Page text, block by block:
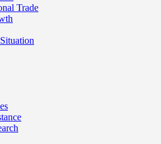
Trade